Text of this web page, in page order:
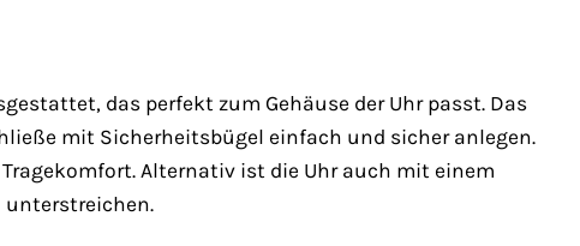
das perfekt zum Gehäuse der Uhr passt. Das
mit Sicherheitsbügel einfach und sicher anlegen.
Alternativ ist die Uhr auch mit einem